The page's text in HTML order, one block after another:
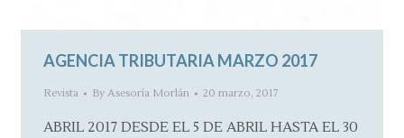
AGENCIA TRIBUTARIA MARZO 2017
Revista By Asesoría Morlán 20 marzo, 2017
ABRIL 2017 DESDE EL 5 DE ABRIL HASTA EL 30